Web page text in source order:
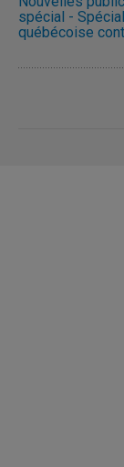
spécial -
québécoise